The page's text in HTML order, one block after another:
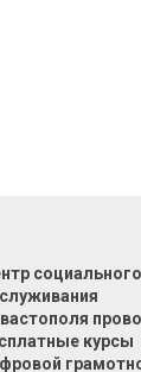
социального
курсы